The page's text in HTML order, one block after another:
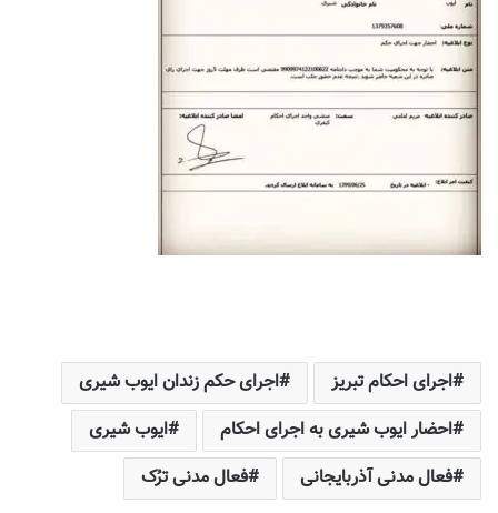
اجرای احکام تبریز
اجرای حکم زندان ایوب شیری
احضار ایوب شیری به اجرای احکام
ایوب شیری
فعال مدنی آذربایجانی
فعال مدنی ترُک